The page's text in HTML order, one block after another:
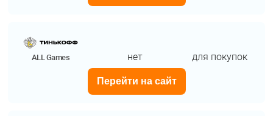
ALL Games нет для покупок
Перейти на сайт